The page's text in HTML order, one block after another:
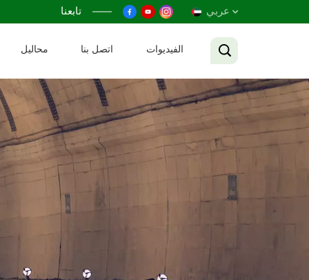
تابعنا عربي
Français
Русский
محاليل اتصل بنا الفيديوات